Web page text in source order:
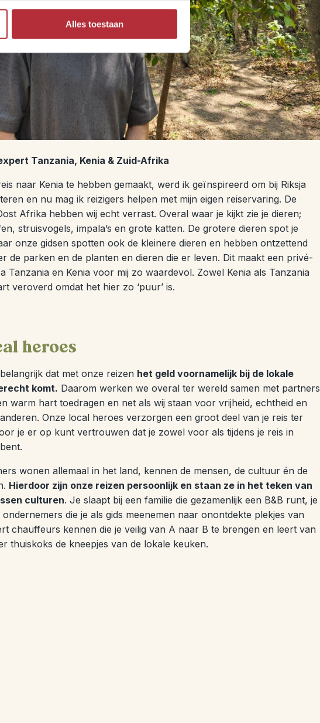
Alles toestaan
Tanzania, Kenia & Zuid-Afrika
naar Kenia te hebben gemaakt, werd ik geïnspireerd om bij Riksja
en nu mag ik reizigers helpen met mijn eigen reiservaring. De
Afrika hebben wij echt verrast. Overal waar je kijkt zie je dieren;
struisvogels, impala’s en grote katten. De grotere dieren spot je
onze gidsen spotten ook de kleinere dieren en hebben ontzettend
de parken en de planten en dieren die er leven. Dit maakt een privé-
Tanzania en Kenia voor mij zo waardevol. Zowel Kenia als Tanzania
veroverd omdat het hier zo ‘puur’ is.
heroes
dat met onze reizen het geld voornamelijk bij de lokale
komt. Daarom werken we overal ter wereld samen met partners
warm hart toedragen en net als wij staan voor vrijheid, echtheid en
Onze local heroes verzorgen een groot deel van je reis ter
je er op kunt vertrouwen dat je zowel voor als tijdens je reis in
wonen allemaal in het land, kennen de mensen, de cultuur én de
Hierdoor zijn onze reizen persoonlijk en staan ze in het teken van
culturen. Je slaapt bij een familie die gezamenlijk een B&B runt, je
die je als gids meenemen naar onontdekte plekjes van
chauffeurs kennen die je veilig van A naar B te brengen en leert van
thuiskoks de kneepjes van de lokale keuken.